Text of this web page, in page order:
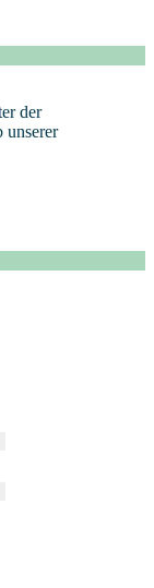
der
unserer